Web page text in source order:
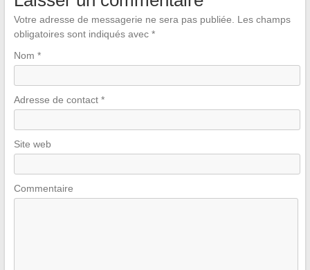
Votre adresse de messagerie ne sera pas publiée.
Les champs
obligatoires sont indiqués avec *
Nom *
Adresse de contact *
Site web
Commentaire